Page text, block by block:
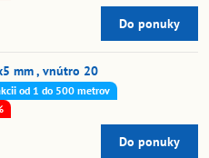
Do ponuky
mm , vnútro 20
od 1 do 500 metrov
Do ponuky